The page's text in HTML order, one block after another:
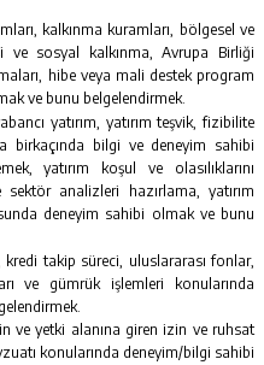
kalkınma kuramları, bölgesel ve
ve sosyal kalkınma, Avrupa Birliği
hibe veya mali destek program
ve bunu belgelendirmek.
yatırım, yatırım teşvik, fizibilite
birkaçında bilgi ve deneyim sahibi
yatırım koşul ve olasılıklarını
analizleri hazırlama, yatırım
deneyim sahibi olmak ve bunu
takip süreci, uluslararası fonlar,
ve gümrük işlemleri konularında
ve yetki alanına giren izin ve ruhsat
konularında deneyim/bilgi sahibi